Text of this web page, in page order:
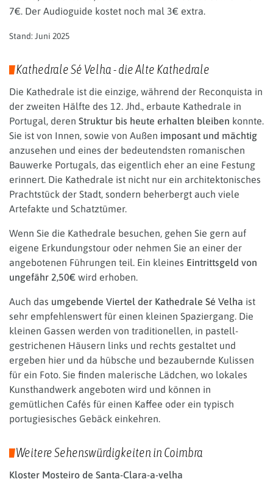
7€. Der Audioguide kostet noch mal 3€ extra.
Stand: Juni 2025
Kathedrale Sé Velha - die Alte Kathedrale
Die Kathedrale ist die einzige, während der Reconquista in
der zweiten Hälfte des 12. Jhd., erbaute Kathedrale in
Portugal, deren Struktur bis heute erhalten bleiben konnte.
Sie ist von Innen, sowie von Außen imposant und mächtig
anzusehen und eines der bedeutendsten romanischen
Bauwerke Portugals, das eigentlich eher an eine Festung
erinnert. Die Kathedrale ist nicht nur ein architektonisches
Prachtstück der Stadt, sondern beherbergt auch viele
Artefakte und Schatztümer.
Wenn Sie die Kathedrale besuchen, gehen Sie gern auf
eigene Erkundungstour oder nehmen Sie an einer der
angebotenen Führungen teil. Ein kleines Eintrittsgeld von
ungefähr 2,50€ wird erhoben.
Auch das umgebende Viertel der Kathedrale Sé Velha ist
sehr empfehlenswert für einen kleinen Spaziergang. Die
kleinen Gassen werden von traditionellen, in pastell-
gestrichenen Häusern links und rechts gestaltet und
ergeben hier und da hübsche und bezaubernde Kulissen
für ein Foto. Sie finden malerische Lädchen, wo lokales
Kunsthandwerk angeboten wird und können in
gemütlichen Cafés für einen Kaffee oder ein typisch
portugiesisches Gebäck einkehren.
Weitere Sehenswürdigkeiten in Coimbra
Kloster Mosteiro de Santa-Clara-a-velha